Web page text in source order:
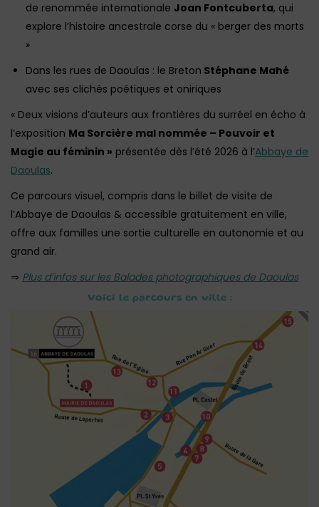
de renommée internationale Joan Fontcuberta, qui
explore l’histoire ancestrale corse du « berger des morts
»
Dans les rues de Daoulas : le Breton Stéphane Mahé
avec ses clichés poétiques et oniriques
« Deux visions d’auteurs aux frontières du surréel en écho à
l’exposition Ma Sorcière mal nommée – Pouvoir et
Magie au féminin » présentée dès l’été 2026 à l’Abbaye de
Daoulas.
Ce parcours visuel, compris dans le billet de visite de
l’Abbaye de Daoulas & accessible gratuitement en ville,
offre aux familles une sortie culturelle en autonomie et au
grand air.
⇒ Plus d’infos sur les Balades photographiques de Daoulas
Voici le parcours en ville :